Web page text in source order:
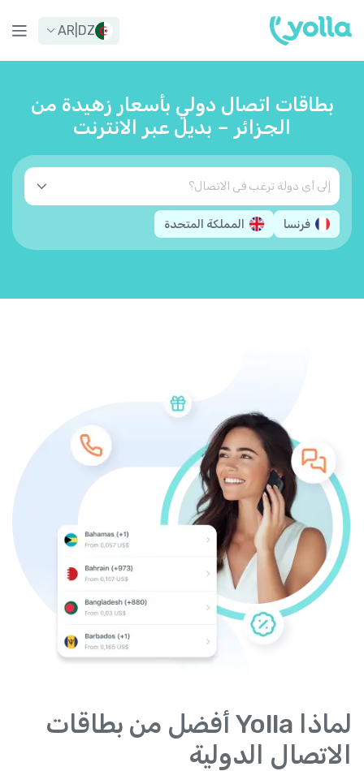
DZ
AR
بطاقات اتصال دولي بأسعار زهيدة من
الجزائر – بديل عبر الانترنت
فرنسا المملكة المتحدة
لماذا Yolla أفضل من بطاقات
الاتصال الدولية